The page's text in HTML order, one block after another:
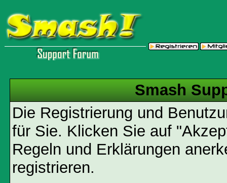
Smash
Die Registrierung und
für Sie. Klicken Sie auf
Regeln und Erklärungen
registrieren.